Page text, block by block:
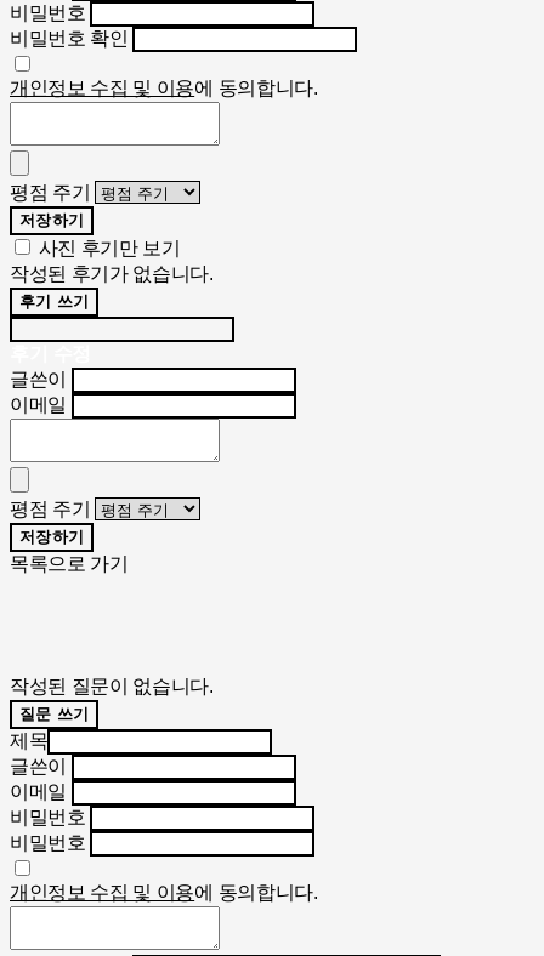
비밀번호
비밀번호 확인
개인정보 수집 및 이용에 동의합니다.
평점 주기
저장하기
사진 후기만 보기
작성된 후기가 없습니다.
후기 쓰기
글쓴이
이메일
평점 주기
저장하기
목록으로 가기
작성된 질문이 없습니다.
질문 쓰기
제목
글쓴이
이메일
비밀번호
비밀번호
개인정보 수집 및 이용에 동의합니다.